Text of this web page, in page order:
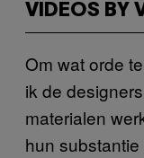
VIDEOS BY
Om wat orde
ik de
materialen
hun